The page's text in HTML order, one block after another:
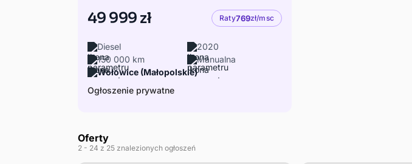
49 999 zł Raty769zł/msc
Diesel
2020
150 000 km
Manualna
Wołowice (Małopolskie)
Ogłoszenie prywatne
Oferty
2 - 24 z 25 znalezionych ogłoszeń